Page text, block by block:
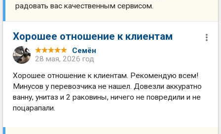
радовать вас качественным сервисом.
Хорошее отношение к клиентам
Семён
28 мая, 2026 год
Хорошее отношение к клиентам. Рекомендую всем!
Минусов у перевозчика не нашел. Довезли аккуратно
ванну, унитаз и 2 раковины, ничего не повредили и не
поцарапали.